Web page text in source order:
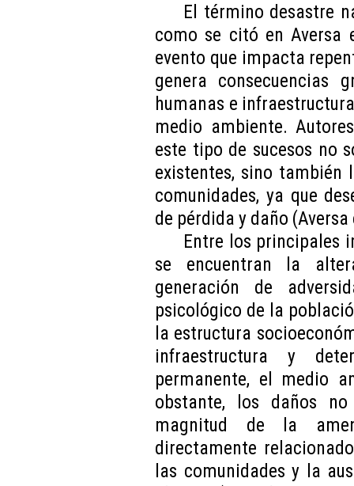
El término desastre
como se citó en Aversa
evento que impacta
genera consecuencias
humanas e
medio ambiente.
este tipo de sucesos no
existentes, sino
comunidades, ya que
de pérdida y daño
Entre los principales
se encuentran la
generación de
psicológico de la
la estructura
infraestructura y
permanente, el medio
obstante, los daños
magnitud de la
directamente
las comunidades y la